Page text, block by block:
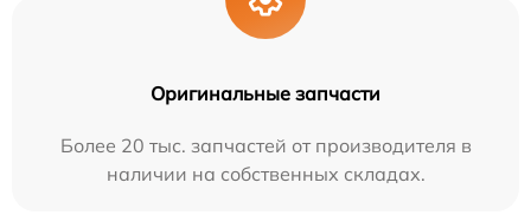
Оригинальные запчасти
Более 20 тыс. запчастей от производителя в
наличии на собственных складах.